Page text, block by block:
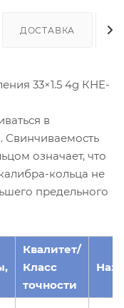
ДОСТАВКА
33×1.5 4g КНЕ-
в
Свинчиваемость
означает, что
кольца не
предельного
Квалитет/
Класс
точности